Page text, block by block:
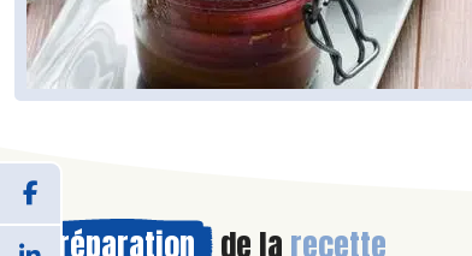
Préparation de la recette